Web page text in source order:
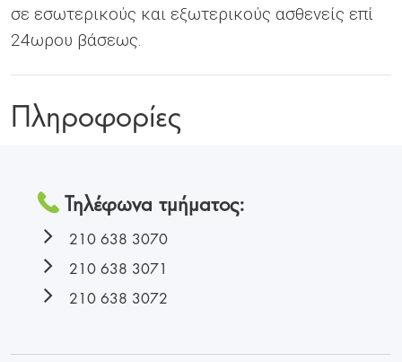
σε εσωτερικούς και εξωτερικούς ασθενείς επί
24ωρου βάσεως.
Πληροφορίες
Τηλέφωνα τμήματος:
210 638 3070
210 638 3071
210 638 3072